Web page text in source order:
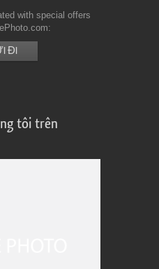
with special offers
tôi trên